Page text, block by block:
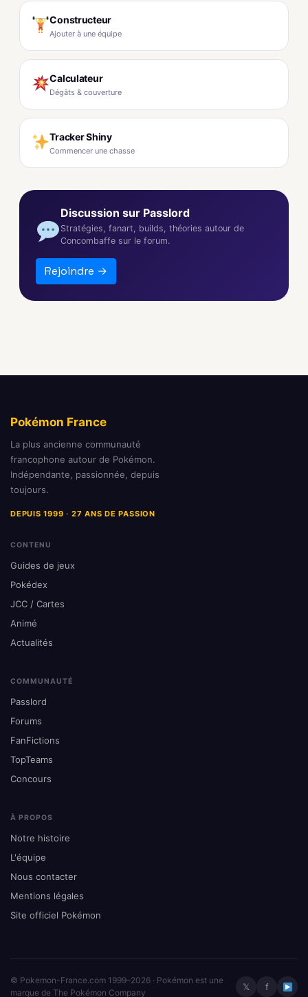
Constructeur
Ajouter à une équipe
Calculateur
Dégâts & couverture
Tracker Shiny
Commencer une chasse
Discussion sur Passlord
Stratégies, fanart, builds, théories autour de
Concombaffe sur le forum.
Rejoindre →
Pokémon France
La plus ancienne communauté
francophone autour de Pokémon.
Indépendante, passionnée, depuis
toujours.
DEPUIS 1999 · 27 ANS DE PASSION
CONTENU
Guides de jeux
Pokédex
JCC / Cartes
Animé
Actualités
COMMUNAUTÉ
Passlord
Forums
FanFictions
TopTeams
Concours
À PROPOS
Notre histoire
L'équipe
Nous contacter
Mentions légales
Site officiel Pokémon
© Pokemon-France.com 1999–2026 · Pokémon est une
marque de The Pokémon Company
𝕏 f